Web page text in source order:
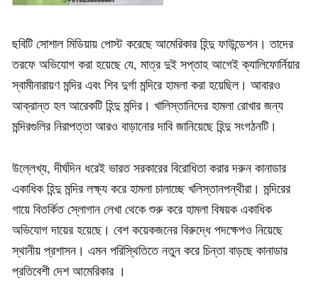
ছবিটি সোশাল মিডিয়ায় পোস্ট করেছে আমেরিকার হিন্দু ফাউন্ডেশন। তাদের
তরফে অভিযোগ করা হয়েছে যে, মাত্র দুই সপ্তাহ আগেই ক্যালিফোর্নিয়ার
স্বামীনারায়ণ মন্দির এবং শিব দুর্গা মন্দিরে হামলা করা হয়েছিল। আবারও
আক্রান্ত হল আরেকটি হিন্দু মন্দির। খালিস্তানিদের হামলা রোখার জন্য
মন্দিরগুলির নিরাপত্তা আরও বাড়ানোর দাবি জানিয়েছে হিন্দু সংগঠনটি।
উল্লেখ্য, দীর্ঘদিন ধরেই ভারত সরকারের বিরোধিতা করার দরুন কানাডার
একাধিক হিন্দু মন্দির লক্ষ্য করে হামলা চালাচ্ছে খলিস্তানপন্থীরা। মন্দিরের
গায়ে বিতর্কিত স্লোগান লেখা থেকে শুরু করে হামলা বিষয়ক একাধিক
অভিযোগ দায়ের হয়েছে। বেশ কয়েকজনের বিরুদ্ধে পদক্ষেপও নিয়েছে
স্থানীয় প্রশাসন। এমন পরিস্থিতিতে নতুন করে চিন্তা বাড়ছে কানাডার
প্রতিবেশী দেশ আমেরিকার ।